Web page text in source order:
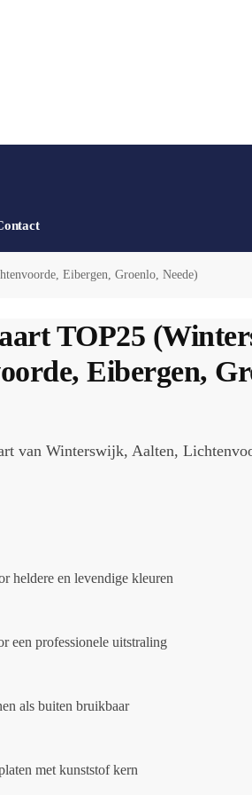
Eibergen, Groenlo, Neede)
TOP25
Eibergen,
van Winterswijk, Aalten,
heldere en levendige kleuren
een professionele uitstraling
als buiten bruikbaar
met kunststof kern